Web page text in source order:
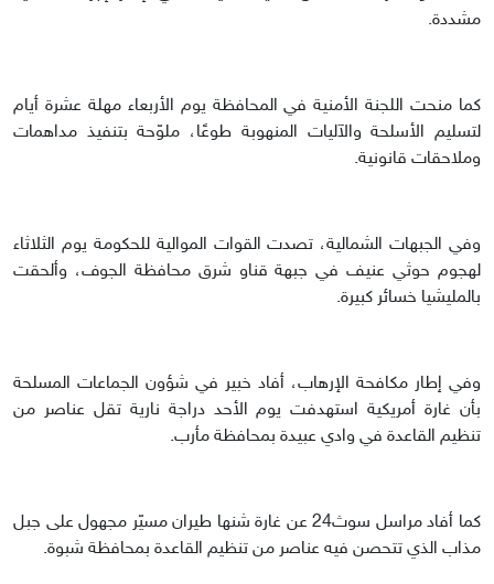
مشددة.
كما منحت اللجنة الأمنية في المحافظة يوم الأربعاء مهلة عشرة أيام
لتسليم الأسلحة والآليات المنهوبة طوعًا، ملوّحة بتنفيذ مداهمات
وملاحقات قانونية.
وفي الجبهات الشمالية، تصدت القوات الموالية للحكومة يوم الثلاثاء
لهجوم حوثي عنيف في جبهة قناو شرق محافظة الجوف، وألحقت
بالمليشيا خسائر كبيرة.
وفي إطار مكافحة الإرهاب، أفاد خبير في شؤون الجماعات المسلحة
بأن غارة أمريكية استهدفت يوم الأحد دراجة نارية تقل عناصر من
تنظيم القاعدة في وادي عبيدة بمحافظة مأرب.
كما أفاد مراسل سوث24 عن غارة شنها طيران مسيّر مجهول على جبل
مذاب الذي تتحصن فيه عناصر من تنظيم القاعدة بمحافظة شبوة.